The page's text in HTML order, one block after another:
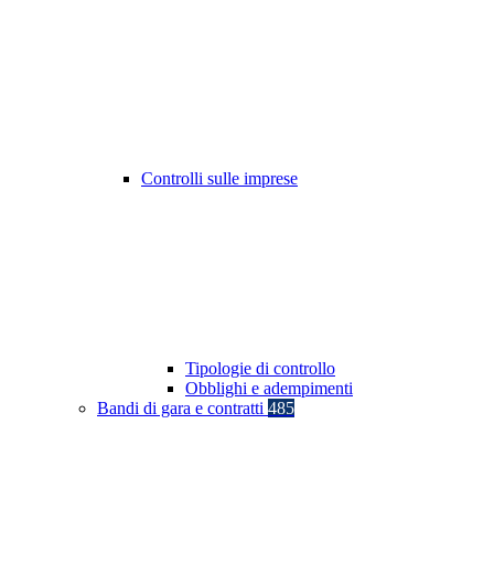
Controlli sulle imprese
Tipologie di controllo
Obblighi e adempimenti
Bandi di gara e contratti 485